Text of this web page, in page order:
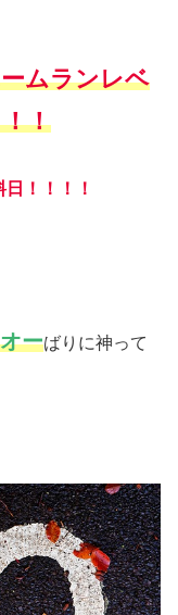
ムランレベ
！
！！！！
ーばりに神って